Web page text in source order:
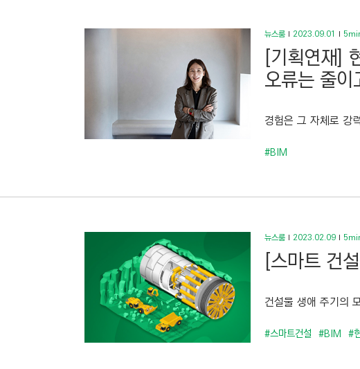
뉴스룸 2023.09.01
[기획연재]
오류는 줄이
경험은 그 자체로 강
#BIM
뉴스룸 2023.02.09
[스마트 건
건설물 생애 주기의
#스마트건설 #BIM #